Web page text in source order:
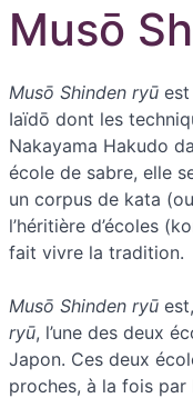
Musō
Musō Shinden ryū
Iaïdō dont les
Nakayama Hakudo
école de sabre, elle
un corpus de kata
l’héritière d’écoles
fait vivre la tradition.
Musō Shinden ryū
ryū, l’une des deux
Japon. Ces deux
proches, à la fois